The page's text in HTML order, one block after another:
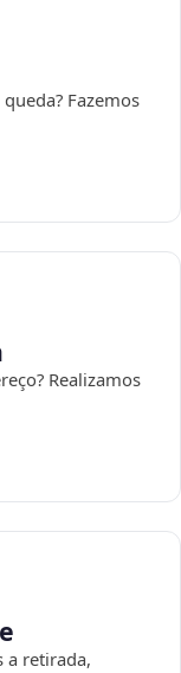
Fazemos
Realizamos
a retirada,